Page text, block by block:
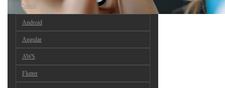
Saúde
Android
Angular
AWS
Flutter